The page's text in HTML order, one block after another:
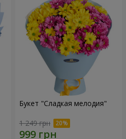
Букет "Сладкая мелодия"
1 249 грн